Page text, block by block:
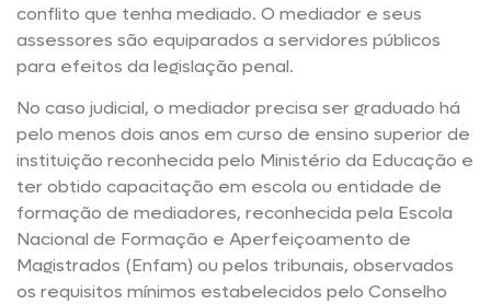
conflito que tenha mediado. O mediador e seus
assessores são equiparados a servidores públicos
para efeitos da legislação penal.
No caso judicial, o mediador precisa ser graduado há
pelo menos dois anos em curso de ensino superior de
instituição reconhecida pelo Ministério da Educação e
ter obtido capacitação em escola ou entidade de
formação de mediadores, reconhecida pela Escola
Nacional de Formação e Aperfeiçoamento de
Magistrados (Enfam) ou pelos tribunais, observados
os requisitos mínimos estabelecidos pelo Conselho